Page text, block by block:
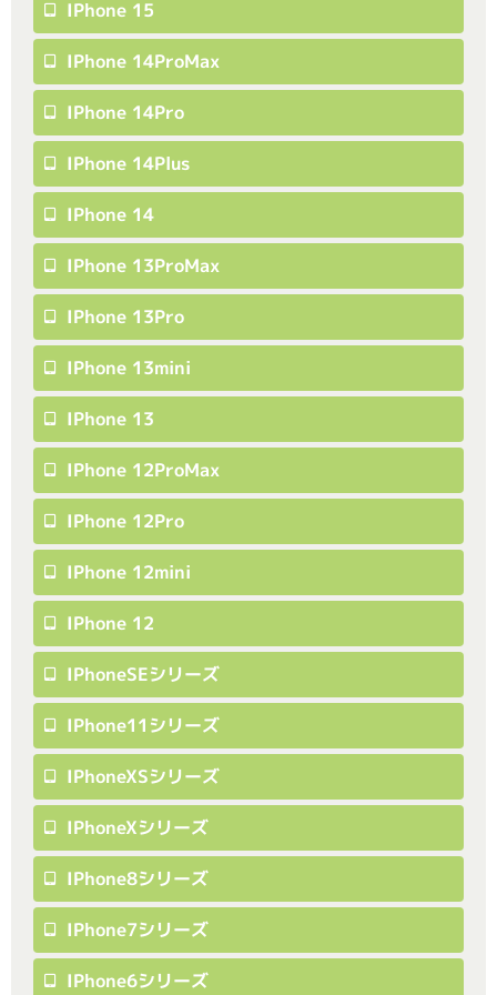
IPhone 15
IPhone 14ProMax
IPhone 14Pro
IPhone 14Plus
IPhone 14
IPhone 13ProMax
IPhone 13Pro
IPhone 13mini
IPhone 13
IPhone 12ProMax
IPhone 12Pro
IPhone 12mini
IPhone 12
IPhoneSEシリーズ
IPhone11シリーズ
IPhoneXSシリーズ
IPhoneXシリーズ
IPhone8シリーズ
IPhone7シリーズ
IPhone6シリーズ